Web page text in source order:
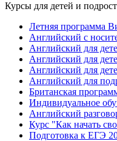
Курсы для детей и
Летняя программа
Английский с
Английский для
Английский для
Английский для
Английский для
Британская
Индивидуальное
Английский
Курс "Как начать
Подготовка к ЕГЭ